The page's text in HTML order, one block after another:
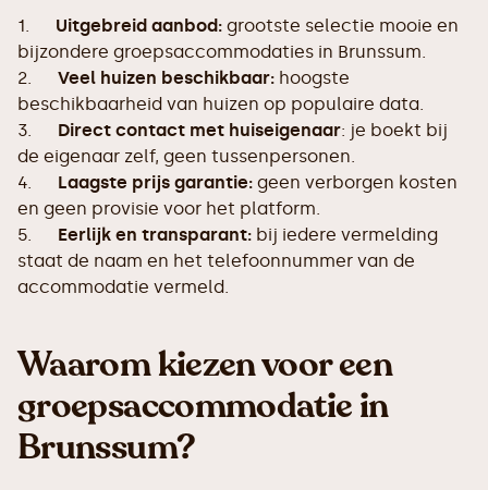
1. Uitgebreid aanbod: grootste selectie mooie en
bijzondere groepsaccommodaties in Brunssum.
2. Veel huizen beschikbaar: hoogste
beschikbaarheid van huizen op populaire data.
3. Direct contact met huiseigenaar: je boekt bij
de eigenaar zelf, geen tussenpersonen.
4. Laagste prijs garantie: geen verborgen kosten
en geen provisie voor het platform.
5. Eerlijk en transparant: bij iedere vermelding
staat de naam en het telefoonnummer van de
accommodatie vermeld.
Waarom kiezen voor een
groepsaccommodatie in
Brunssum?